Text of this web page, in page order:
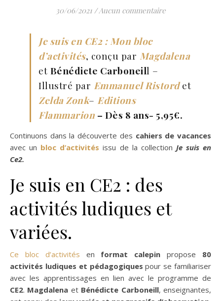
30/06/2021 / Aucun commentaire
Je suis en CE2 : Mon bloc
d’activités, conçu par Magdalena
et Bénédicte Carboneill –
Illustré par Emmanuel Ristordet
Zelda Zonk– Editions
Flammarion – Dès 8 ans- 5,95€.
Continuons dans la découverte des cahiers de vacances
avec un bloc d’activités issu de la collection Je suis en
Ce2.
Je suis en CE2 : des
activités ludiques et
variées.
Ce bloc d’activités en format calepin propose 80
activités ludiques et pédagogiques pour se familiariser
avec les apprentissages en lien avec le programme de
CE2. Magdalena et Bénédicte Carboneill, enseignantes,